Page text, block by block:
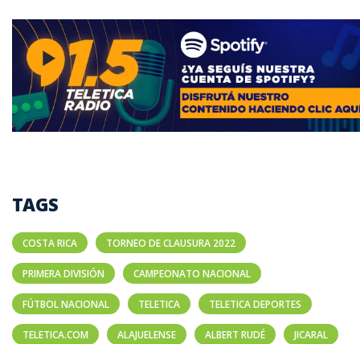
TAGS
COSTA RICA TORNEO DE CLAUSURA 2022
PRIMERA DIVISIÓN CAMPEONATO NACIONAL
FÚTBOL NACIONAL TELETICA TELETICA DEPORTES
TELETICA.COM ALAJUELENSE ALBERT RUDÉ JICARAL